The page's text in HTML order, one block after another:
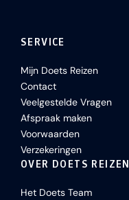
SERVICE
Mijn Doets Reizen
Contact
Veelgestelde Vragen
Afspraak maken
Voorwaarden
Verzekeringen
OVER DOETS REIZEN
Het Doets Team